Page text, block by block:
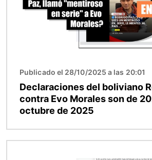
Publicado el 28/10/2025 a las 20:01
Declaraciones del boliviano
contra Evo Morales son de
octubre de 2025